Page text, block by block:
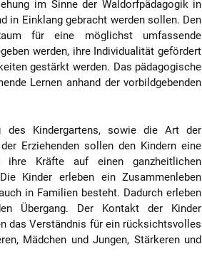
im Sinne der Waldorfpädagogik in
in Einklang gebracht werden sollen. Den
für eine möglichst umfassende
werden, ihre Individualität gefördert
gestärkt werden. Das pädagogische
Lernen anhand der vorbildgebenden
des Kindergartens, sowie die Art der
Erziehenden sollen den Kindern eine
Kräfte auf einen ganzheitlichen
Kinder erleben ein Zusammenleben
in Familien besteht. Dadurch erleben
Übergang. Der Kontakt der Kinder
das Verständnis für ein rücksichtsvolles
Mädchen und Jungen, Stärkeren und